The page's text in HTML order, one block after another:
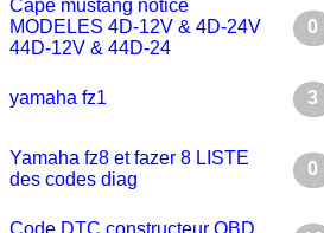
Cape mustang notice
MODELES 4D-12V & 4D-24V
44D-12V & 44D-24
0
yamaha fz1 3
Yamaha fz8 et fazer 8 LISTE
des codes diag
0